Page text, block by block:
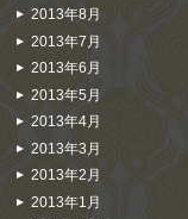
2013年8月
2013年7月
2013年6月
2013年5月
2013年4月
2013年3月
2013年2月
2013年1月